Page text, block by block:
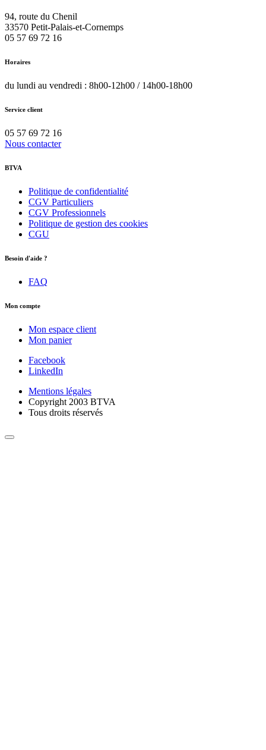
94, route du Chenil
33570 Petit-Palais-et-Cornemps
05 57 69 72 16
Horaires
du lundi au vendredi : 8h00-12h00 / 14h00-18h00
Service client
05 57 69 72 16
Nous contacter
BTVA
Politique de confidentialité
CGV Particuliers
CGV Professionnels
Politique de gestion des cookies
CGU
Besoin d'aide ?
FAQ
Mon compte
Mon espace client
Mon panier
Facebook
LinkedIn
Mentions légales
Copyright 2003 BTVA
Tous droits réservés